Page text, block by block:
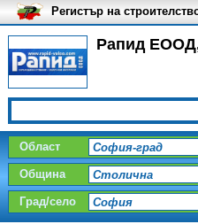
Рапид
Регистър на
България
Област
Община
Град/село